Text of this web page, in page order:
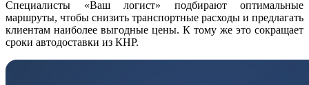
Специалисты «Ваш логист» подбирают оптимальные
маршруты, чтобы снизить транспортные расходы и предлагать
клиентам наиболее выгодные цены. К тому же это сокращает
сроки автодоставки из КНР.